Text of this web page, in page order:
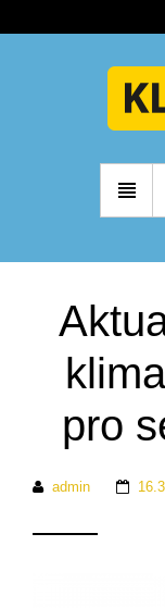
pro
admin